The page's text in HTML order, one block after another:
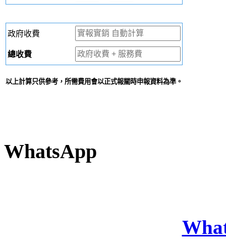
政府收費
總收費
以上計算只供參考，所需費用會以正式報關時申報資料為準。
WhatsApp